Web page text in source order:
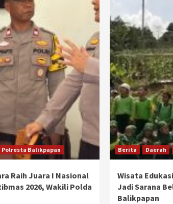
Polresta Balikpapan
Raih Juara I Nasional
2026, Wakili Polda
Berita Daerah
Wisata
Jadi Sarana
Balikpapan